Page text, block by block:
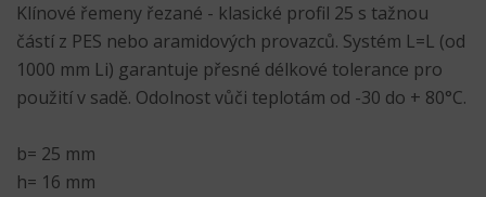
Klínové řemeny řezané - klasické profil 25 s tažnou
částí z PES nebo aramidových provazců. Systém L=L (od
1000 mm Li) garantuje přesné délkové tolerance pro
použití v sadě. Odolnost vůči teplotám od -30 do + 80°C.
b= 25 mm
h= 16 mm